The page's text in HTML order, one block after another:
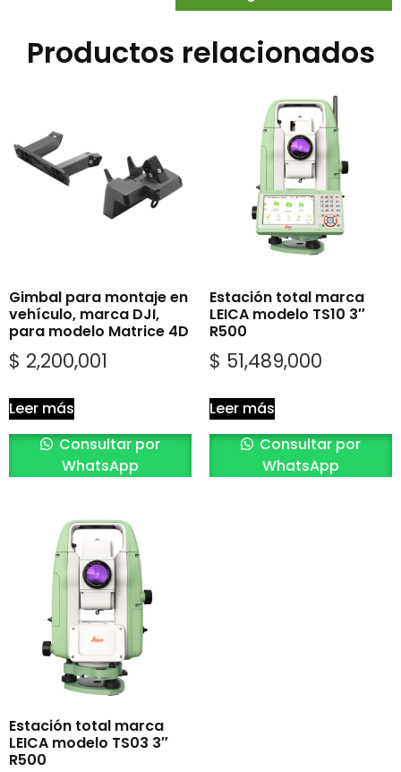
Productos relacionados
Gimbal para montaje en
vehículo, marca DJI,
para modelo Matrice 4D
$ 2,200,001
Leer más
Consultar por
WhatsApp
Estación total marca
LEICA modelo TS10 3″
R500
$ 51,489,000
Leer más
Consultar por
WhatsApp
Estación total marca
LEICA modelo TS03 3″
R500